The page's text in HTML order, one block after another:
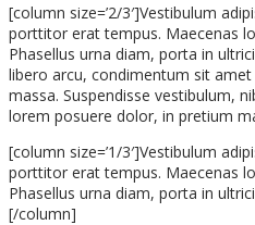
[column size=’2/3′]Vestibulum
porttitor erat tempus. Maecenas
Phasellus urna diam, porta in
libero arcu, condimentum sit
massa. Suspendisse vestibulum,
lorem posuere dolor, in pretium
[column size=’1/3′]Vestibulum
porttitor erat tempus. Maecenas
Phasellus urna diam, porta in
[/column]